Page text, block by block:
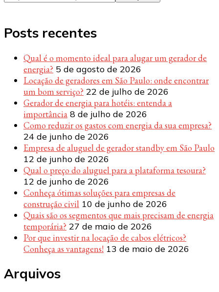
Posts recentes
Qual é o momento ideal para alugar um gerador de
energia? 5 de agosto de 2026
Locação de geradores em São Paulo: onde encontrar
um bom serviço? 22 de julho de 2026
Gerador de energia para hotéis: entenda a
importância 8 de julho de 2026
Como reduzir os gastos com energia da sua empresa?
24 de junho de 2026
Empresa de aluguel de gerador standby em São Paulo
12 de junho de 2026
Qual o preço do aluguel para a plataforma tesoura?
12 de junho de 2026
Conheça ótimas soluções para empresas de
construção civil 10 de junho de 2026
Quais são os segmentos que mais precisam de energia
temporária? 27 de maio de 2026
Por que investir na locação de cabos elétricos?
Conheça as vantagens! 13 de maio de 2026
Arquivos